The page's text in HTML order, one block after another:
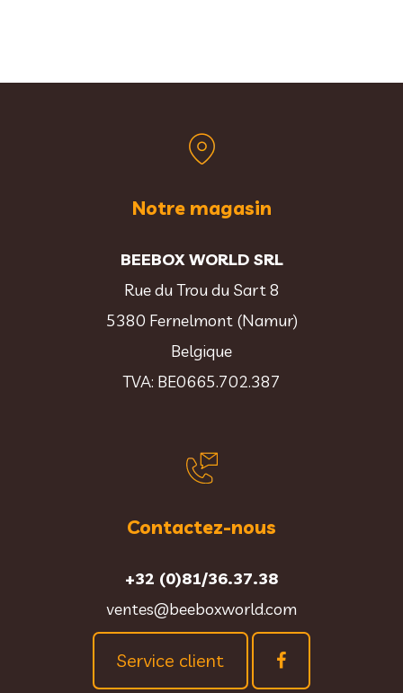
Notre magasin
BEEBOX WORLD SRL
Rue du Trou du Sart 8
5380 Fernelmont (Namur)
Belgique
TVA: BE0665.702.387
Contactez-nous
+32 (0)81/36.37.38
ventes@beeboxworld.com
Service client